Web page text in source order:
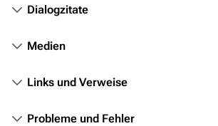
Das Stargate-Universum
Dialogzitate
Medien
Links und Verweise
Probleme und Fehler